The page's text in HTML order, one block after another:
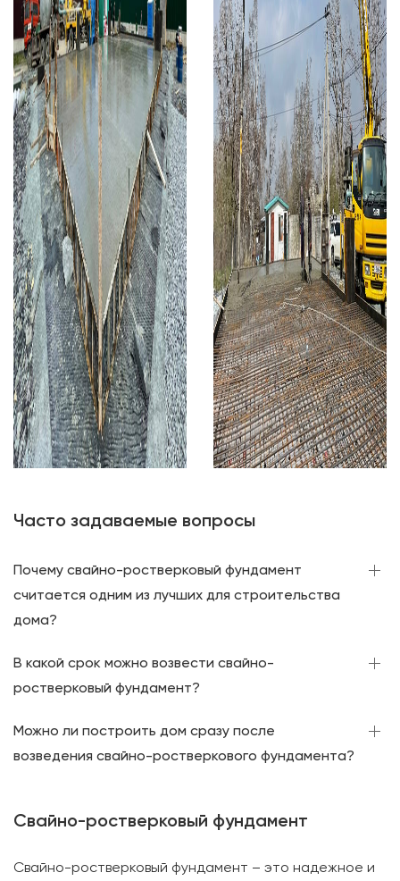
Часто задаваемые вопросы
Почему свайно-ростверковый фундамент
считается одним из лучших для строительства
дома?
В какой срок можно возвести свайно-
ростверковый фундамент?
Можно ли построить дом сразу после
возведения свайно-ростверкового фундамента?
Свайно-ростверковый фундамент
Свайно-ростверковый фундамент – это надежное и